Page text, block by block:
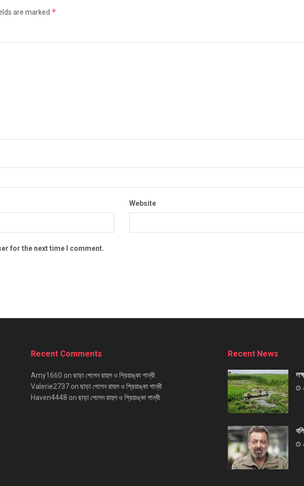
are marked *
Website
for the next time I comment.
Recent Comments
Amy1660 on ছাড়া পেলেন রাহুল ও প্রিয়াঙ্কা গান্ধী
Valerie2737 on ছাড়া পেলেন রাহুল ও প্রিয়াঙ্কা গান্ধী
Haven4448 on ছাড়া পেলেন রাহুল ও প্রিয়াঙ্কা গান্ধী
Recent News